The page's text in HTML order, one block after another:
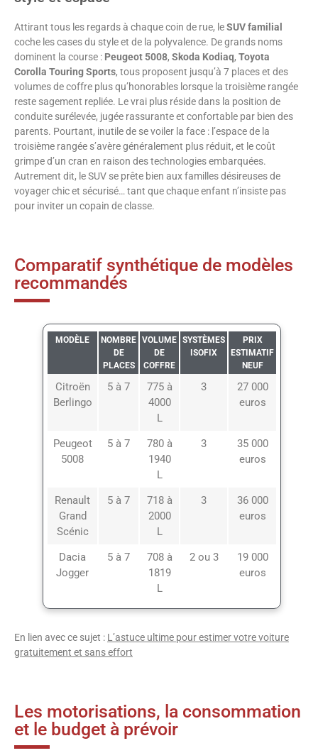
Attirant tous les regards à chaque coin de rue, leSUV familial
coche les cases du style et de la polyvalence. De grands noms
dominent la course : Peugeot 5008, Skoda Kodiaq, Toyota
Corolla Touring Sports, tous proposent jusqu’à 7 places et des
volumes de coffre plus qu’honorables lorsque la troisième rangée
reste sagement repliée. Le vrai plus réside dans la position de
conduite surélevée, jugée rassurante et confortable par bien des
parents. Pourtant, inutile de se voiler la face : l’espace de la
troisième rangée s’avère généralement plus réduit, et le coût
grimpe d’un cran en raison des technologies embarquées.
Autrement dit, le SUV se prête bien aux familles désireuses de
voyager chic et sécurisé… tant que chaque enfant n’insiste pas
pour inviter un copain de classe.
Comparatif synthétique de modèles
recommandés
MODÈLE
NOMBRE
DE
PLACES
VOLUME
DE
COFFRE
SYSTÈMES
ISOFIX
PRIX
ESTIMATIF
NEUF
Citroën
Berlingo
5 à 7
775 à
4000
L
3
27 000
euros
Peugeot
5008
5 à 7
780 à
1940
L
3
35 000
euros
Renault
Grand
Scénic
5 à 7
718 à
2000
L
3
36 000
euros
Dacia
Jogger
5 à 7
708 à
1819
L
2 ou 3
19 000
euros
En lien avec ce sujet : L’astuce ultime pour estimer votre voiture
gratuitement et sans effort
Les motorisations, la consommation
et le budget à prévoir